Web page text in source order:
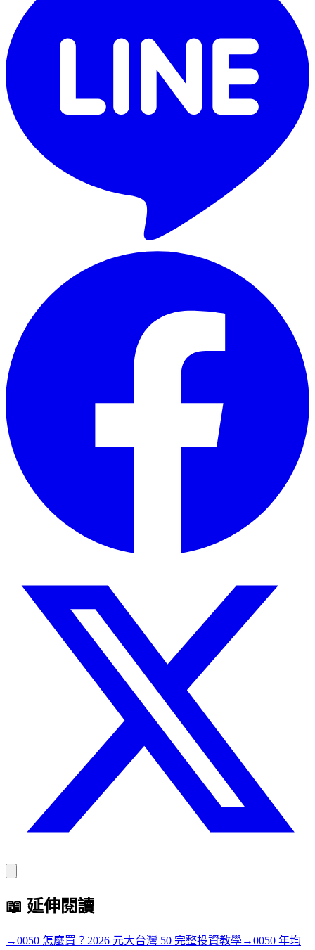
📖 延伸閱讀
→0050 怎麼買？2026 元大台灣 50 完整投資教學→0050 年均